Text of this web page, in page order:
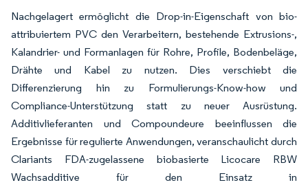
Nachgelagert ermöglicht die Drop-in-Eigenschaft von bio-
attribuiertem PVC den Verarbeitern, bestehende Extrusions-,
Kalandrier- und Formanlagen für Rohre, Profile, Bodenbeläge,
Drähte und Kabel zu nutzen. Dies verschiebt die
Differenzierung hin zu Formulierungs-Know-how und
Compliance-Unterstützung statt zu neuer Ausrüstung.
Additivlieferanten und Compoundeure beeinflussen die
Ergebnisse für regulierte Anwendungen, veranschaulicht durch
Clariants FDA-zugelassene biobasierte Licocare RBW
Wachsadditive für den Einsatz in